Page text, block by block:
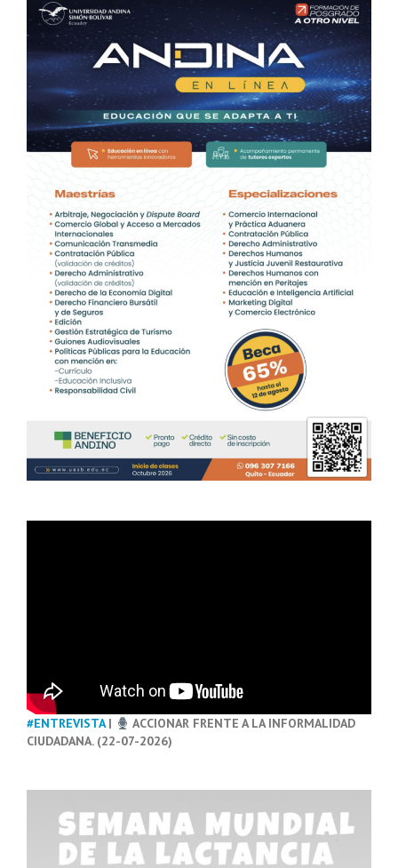
#ENTREVISTA|
ACCIONAR FRENTE A LA INFORMALIDAD
CIUDADANA. (22-07-2026)